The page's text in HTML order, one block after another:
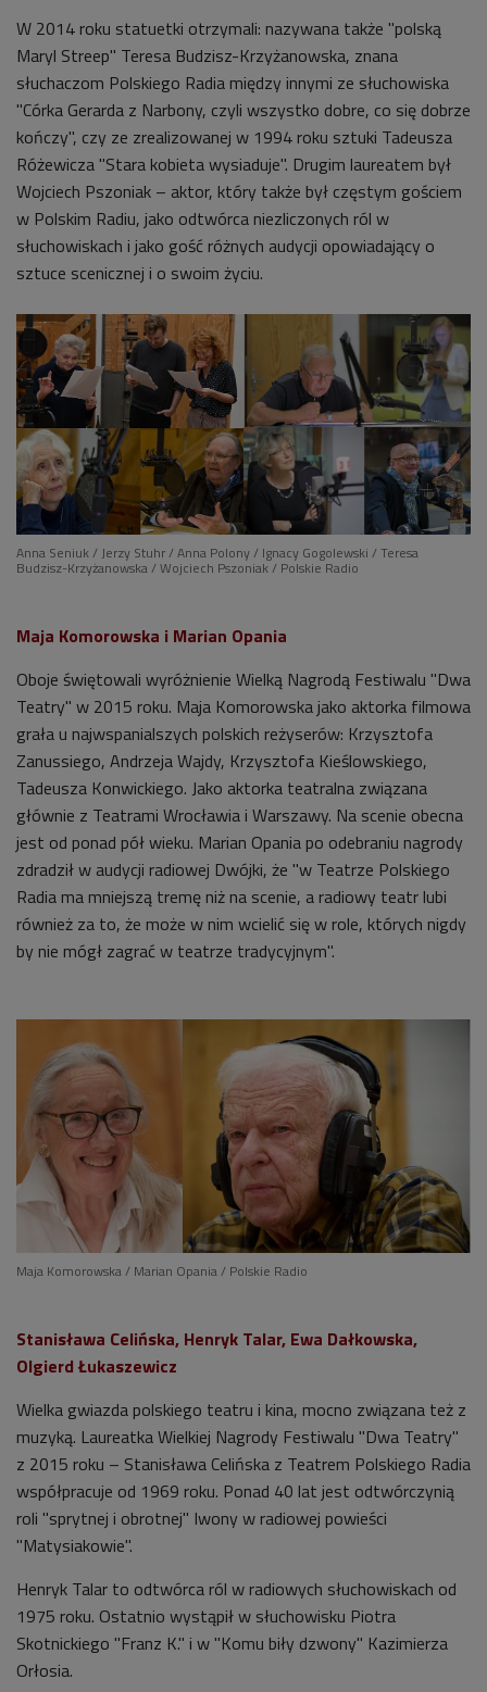
W 2014 roku statuetki otrzymali: nazywana także "polską
Maryl Streep" Teresa Budzisz-Krzyżanowska, znana
słuchaczom Polskiego Radia między innymi ze słuchowiska
"Córka Gerarda z Narbony, czyli wszystko dobre, co się dobrze
kończy", czy ze zrealizowanej w 1994 roku sztuki Tadeusza
Różewicza "Stara kobieta wysiaduje". Drugim laureatem był
Wojciech Pszoniak – aktor, który także był częstym gościem
w Polskim Radiu, jako odtwórca niezliczonych ról w
słuchowiskach i jako gość różnych audycji opowiadający o
sztuce scenicznej i o swoim życiu.
Anna Seniuk / Jerzy Stuhr / Anna Polony / Ignacy Gogolewski / Teresa
Budzisz-Krzyżanowska / Wojciech Pszoniak / Polskie Radio
Maja Komorowska i Marian Opania
Oboje świętowali wyróżnienie Wielką Nagrodą Festiwalu "Dwa
Teatry" w 2015 roku. Maja Komorowska jako aktorka filmowa
grała u najwspanialszych polskich reżyserów: Krzysztofa
Zanussiego, Andrzeja Wajdy, Krzysztofa Kieślowskiego,
Tadeusza Konwickiego. Jako aktorka teatralna związana
głównie z Teatrami Wrocławia i Warszawy. Na scenie obecna
jest od ponad pół wieku. Marian Opania po odebraniu nagrody
zdradził w audycji radiowej Dwójki, że "w Teatrze Polskiego
Radia ma mniejszą tremę niż na scenie, a radiowy teatr lubi
również za to, że może w nim wcielić się w role, których nigdy
by nie mógł zagrać w teatrze tradycyjnym".
Maja Komorowska / Marian Opania / Polskie Radio
Stanisława Celińska, Henryk Talar, Ewa Dałkowska,
Olgierd Łukaszewicz
Wielka gwiazda polskiego teatru i kina, mocno związana też z
muzyką. Laureatka Wielkiej Nagrody Festiwalu "Dwa Teatry"
z 2015 roku – Stanisława Celińska z Teatrem Polskiego Radia
współpracuje od 1969 roku. Ponad 40 lat jest odtwórczynią
roli "sprytnej i obrotnej" Iwony w radiowej powieści
"Matysiakowie".
Henryk Talar to odtwórca ról w radiowych słuchowiskach od
1975 roku. Ostatnio wystąpił w słuchowisku Piotra
Skotnickiego "Franz K." i w "Komu biły dzwony" Kazimierza
Orłosia.